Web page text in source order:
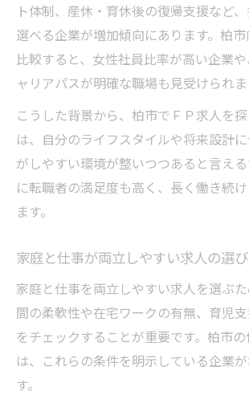
ト体制、産休・育休後の復帰支援など
選べる企業が増加傾向にあります。柏
比較すると、女性社員比率が高い企業
ャリアパスが明確な職場も見受けられま
こうした背景から、柏市でＦＰ求人を
は、自分のライフスタイルや将来設計
がしやすい環境が整いつつあると言え
に転職者の満足度も高く、長く働き続
ます。
家庭と仕事が両立しやすい求人の選
家庭と仕事を両立しやすい求人を選ぶ
間の柔軟性や在宅ワークの有無、育児
をチェックすることが重要です。柏市
は、これらの条件を明示している企業
す。